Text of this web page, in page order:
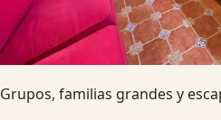
Grupos, familias grandes y